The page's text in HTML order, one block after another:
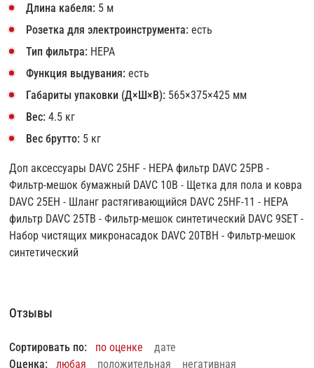
Длина кабеля: 5 м
Розетка для электроинструмента: есть
Тип фильтра: HEPA
Функция выдувания: есть
Габариты упаковки (Д×Ш×В): 565×375×425 мм
Вес: 4.5 кг
Вес брутто: 5 кг
Доп аксессуары DAVC 25HF - HEPA фильтр DAVC 25PB -
Фильтр-мешок бумажный DAVC 10B - Щетка для пола и ковра
DAVC 25EH - Шланг растягивающийся DAVC 25HF-11 - HEPA
фильтр DAVC 25TB - Фильтр-мешок синтетический DAVC 9SET -
Набор чистящих микронасадок DAVC 20TBH - Фильтр-мешок
синтетический
Отзывы
Сортировать по: по оценке
дате
Оценка:
любая положительная негативная